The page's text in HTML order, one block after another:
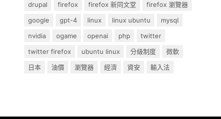
drupal
firefox firefox 新同文堂
firefox 瀏覽器
google
gpt-4 linux linux ubuntu
mysql
nvidia
ogame openai php
twitter
twitter firefox
ubuntu linux 分級制度
微軟
日本
油價 瀏覽器 經濟 資安 輸入法